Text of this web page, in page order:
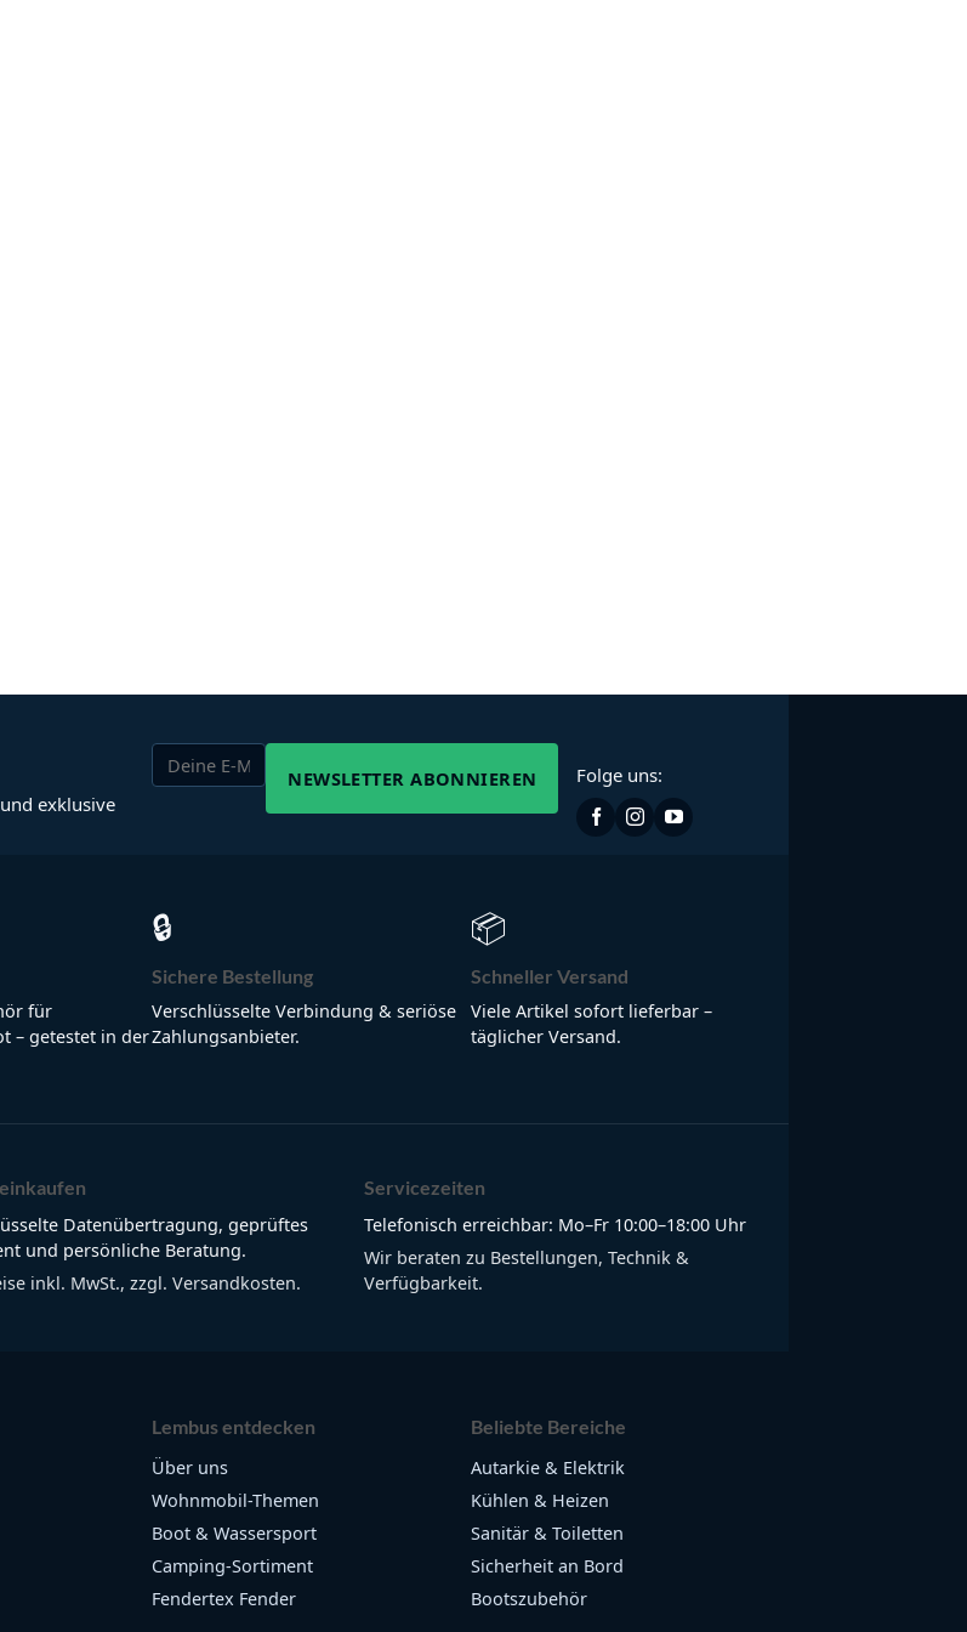
exklusive
NEWSLETTER ABONNIEREN Folge uns:
für
– getestet in der
🔒
Sichere Bestellung
Verschlüsselte Verbindung & seriöse
Zahlungsanbieter.
📦
Schneller Versand
Viele Artikel sofort lieferbar –
täglicher Versand.
Datenübertragung, geprüftes
und persönliche Beratung.
inkl. MwSt., zzgl. Versandkosten.
Servicezeiten
Telefonisch erreichbar: Mo–Fr 10:00–18:00 Uhr
Wir beraten zu Bestellungen, Technik &
Verfügbarkeit.
Lembus entdecken
Über uns
Wohnmobil-Themen
Boot & Wassersport
Camping-Sortiment
Fendertex Fender
Beliebte Bereiche
Autarkie & Elektrik
Kühlen & Heizen
Sanitär & Toiletten
Sicherheit an Bord
Bootszubehör